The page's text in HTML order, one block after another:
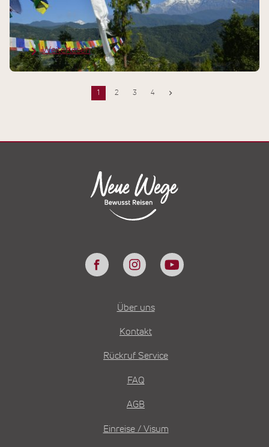
Faszinierende Eindrücke vom
schillernden Land Nepal
Weiterlesen
1 2 3 4
Über uns
Kontakt
Rückruf Service
FAQ
AGB
Einreise / Visum